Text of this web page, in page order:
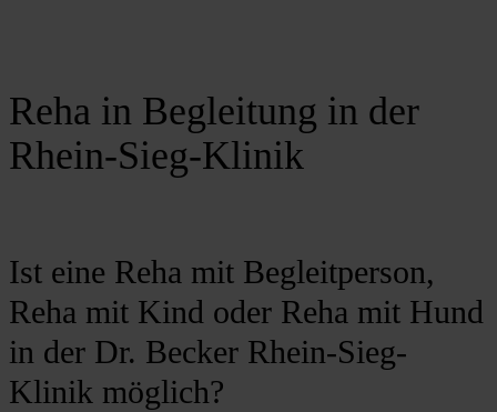
Reha in Begleitung in der
Rhein-Sieg-Klinik
Ist eine Reha mit Begleitperson,
Reha mit Kind oder Reha mit Hund
in der Dr. Becker Rhein-Sieg-
Klinik möglich?